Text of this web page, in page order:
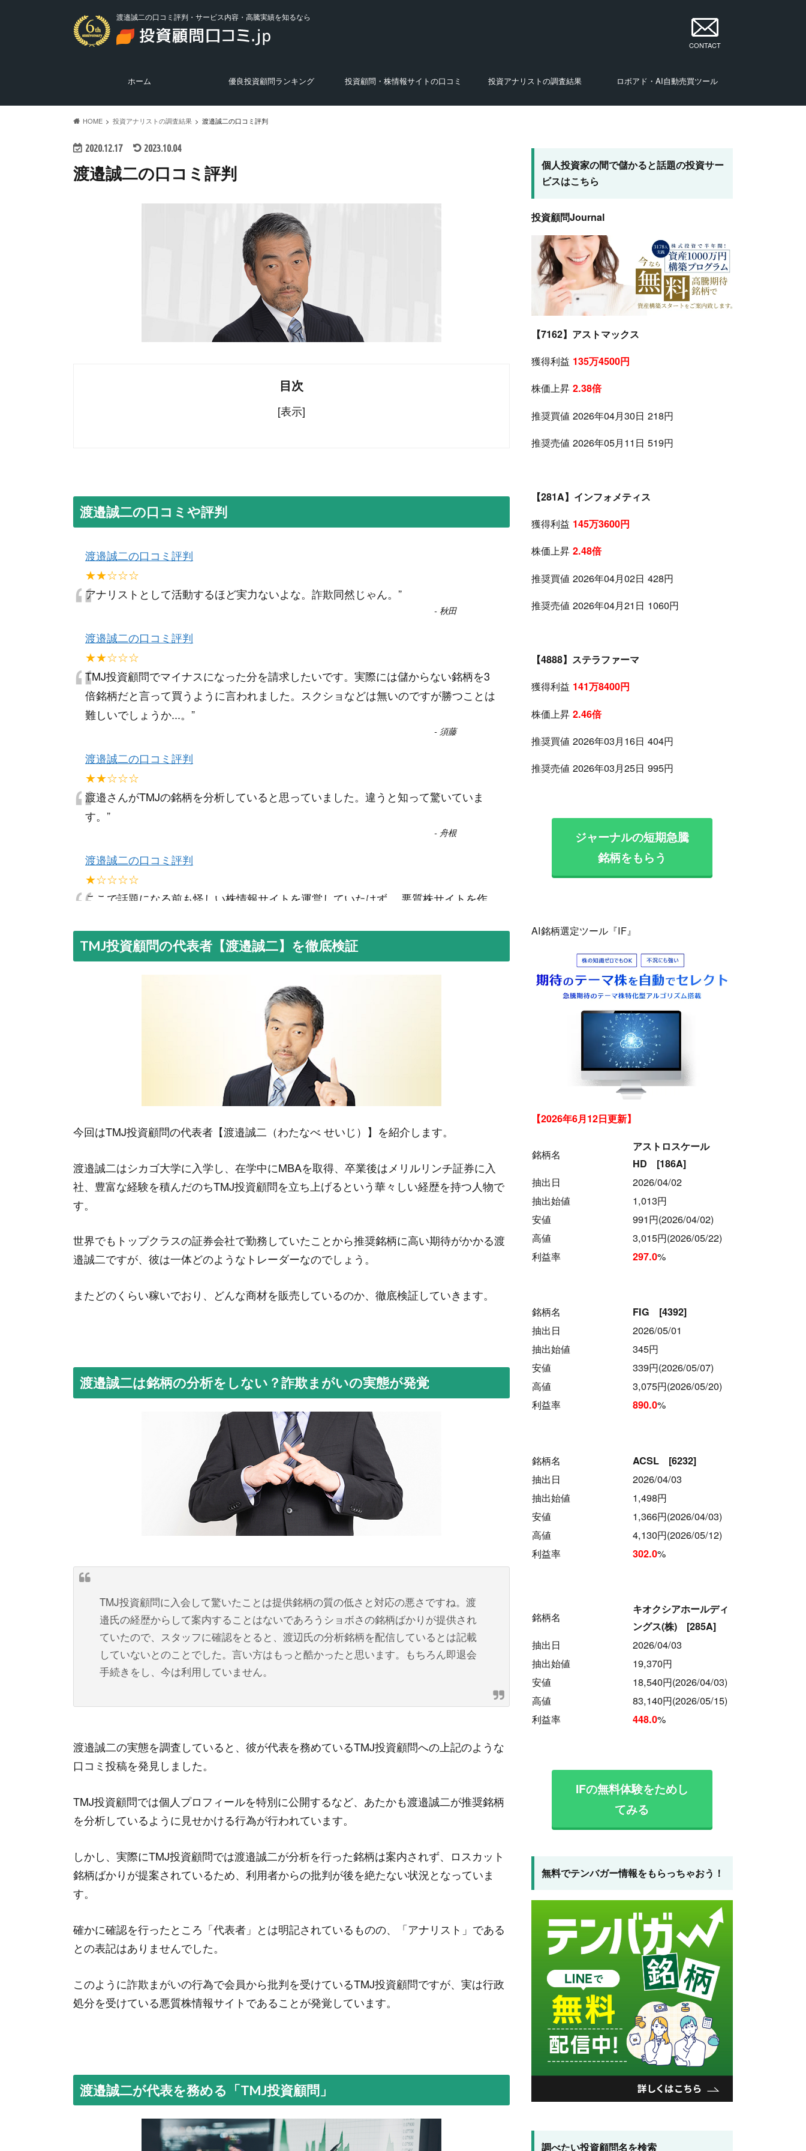
渡邉誠二の口コミ評判・サービス内容・高騰実績を知るなら
CONTACT
ホーム
優良投資顧問ランキング
投資顧問・株情報サイトの口コミ
投資アナリストの調査結果
ロボアド・AI自動売買ツール
HOME 投資アナリストの調査結果 渡邉誠二の口コミ評判
2020.12.17 2023.10.04
渡邉誠二の口コミ評判
目次
[表示]
渡邉誠二の口コミや評判
渡邉誠二の口コミ評判
★★☆☆☆
“アナリストとして活動するほど実力ないよな。詐欺同然じゃん。 ”
-秋田
渡邉誠二の口コミ評判
★★☆☆☆
“TMJ投資顧問でマイナスになった分を請求したいです。実際には儲からない銘柄を3
倍銘柄だと言って買うように言われました。スクショなどは無いのですが勝つことは
難しいでしょうか...。 ”
- 須藤
渡邉誠二の口コミ評判
★★☆☆☆
“渡邉さんがTMJの銘柄を分析していると思っていました。違うと知って驚いていま
す。 ”
- 舟根
渡邉誠二の口コミ評判
★☆☆☆☆
“ここで話題になる前も怪しい株情報サイトを運営していたはず。 悪質株サイトを作
-石田
渡邉誠二の口コミ評判
自分が気になっている銘柄を買ってもらう場ではありません。 しっかりと分析した
“責任を他社に押し付けている時点で信用できないです。こんな人がTMJ投資顧問のト
- 磯田
渡邉誠二の口コミ評判
★★☆☆☆
“ -清水
渡邉誠二の口コミ評判
“書いてある経歴は全部嘘でしょ。事実だとしたら、こんなところで働いてないと思
TMJ投資顧問の代表者【渡邉誠二】を徹底検証
今回はTMJ投資顧問の代表者【渡邉誠二（わたなべ せいじ）】を紹介します。
渡邉誠二はシカゴ大学に入学し、在学中にMBAを取得、卒業後はメリルリンチ証券に入
社、豊富な経験を積んだのちTMJ投資顧問を立ち上げるという華々しい経歴を持つ人物で
す。
世界でもトップクラスの証券会社で勤務していたことから推奨銘柄に高い期待がかかる渡
邉誠二ですが、彼は一体どのようなトレーダーなのでしょう。
またどのくらい稼いでおり、どんな商材を販売しているのか、徹底検証していきます。
渡邉誠二は銘柄の分析をしない？詐欺まがいの実態が発覚
TMJ投資顧問に入会して驚いたことは提供銘柄の質の低さと対応の悪さですね。渡
邉氏の経歴からして案内することはないであろうショボさの銘柄ばかりが提供され
ていたので、スタッフに確認をとると、渡辺氏の分析銘柄を配信しているとは記載
していないとのことでした。言い方はもっと酷かったと思います。もちろん即退会
手続きをし、今は利用していません。
渡邉誠二の実態を調査していると、彼が代表を務めているTMJ投資顧問への上記のような
口コミ投稿を発見しました。
TMJ投資顧問では個人プロフィールを特別に公開するなど、あたかも渡邉誠二が推奨銘柄
を分析しているように見せかける行為が行われています。
しかし、実際にTMJ投資顧問では渡邉誠二が分析を行った銘柄は案内されず、ロスカット
銘柄ばかりが提案されているため、利用者からの批判が後を絶たない状況となっていま
す。
確かに確認を行ったところ「代表者」とは明記されているものの、「アナリスト」である
との表記はありませんでした。
このように詐欺まがいの行為で会員から批判を受けているTMJ投資顧問ですが、実は行政
処分を受けている悪質株情報サイトであることが発覚しています。
渡邉誠二が代表を務める「TMJ投資顧問」
個人投資家の間で儲かると話題の投資サー
ビスはこちら
投資顧問Journal
【7162】アストマックス
獲得利益 135万4500円
株価上昇 2.38倍
推奨買値 2026年04月30日 218円
推奨売値 2026年05月11日 519円
【281A】インフォメティス
獲得利益 145万3600円
株価上昇 2.48倍
推奨買値 2026年04月02日 428円
推奨売値 2026年04月21日 1060円
【4888】ステラファーマ
獲得利益 141万8400円
株価上昇 2.46倍
推奨買値 2026年03月16日 404円
推奨売値 2026年03月25日 995円
ジャーナルの短期急騰
銘柄をもらう
AI銘柄選定ツール『IF』
【2026年6月12日更新】
銘柄名
アストロスケール
HD [186A]
抽出日
2026/04/02
抽出始値
1,013円
安値
991円(2026/04/02)
高値
3,015円(2026/05/22)
利益率
297.0%
銘柄名 FIG [4392]
抽出日
2026/05/01
抽出始値
345円
安値
339円(2026/05/07)
高値
3,075円(2026/05/20)
利益率
890.0%
銘柄名 ACSL [6232]
抽出日
2026/04/03
抽出始値
1,498円
安値
1,366円(2026/04/03)
高値
4,130円(2026/05/12)
利益率
302.0%
銘柄名
キオクシアホールディ
ングス(株) [285A]
抽出日
2026/04/03
抽出始値
19,370円
安値
18,540円(2026/04/03)
高値
83,140円(2026/05/15)
利益率
448.0%
IFの無料体験をためし
てみる
無料でテンバガー情報をもらっちゃおう！
調べたい投資顧問名を検索